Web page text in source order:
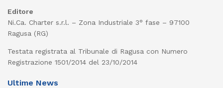
Editore
Ni.Ca. Charter s.r.l. – Zona Industriale 3° fase – 97100
Ragusa (RG)
Testata registrata al Tribunale di Ragusa con Numero
Registrazione 1501/2014 del 23/10/2014
Ultime News